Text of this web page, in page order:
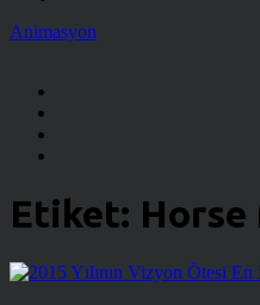
Animasyon
Etiket: Horse